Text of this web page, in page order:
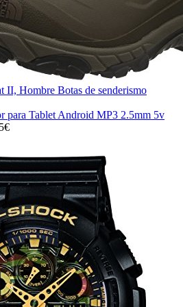
II, Hombre Botas de senderismo
para Tablet Android MP3 2.5mm 5v
€